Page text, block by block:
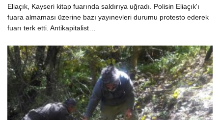
Eliaçık, Kayseri kitap fuarında saldırıya uğradı. Polisin Eliaçık'ı
fuara almaması üzerine bazı yayınevleri durumu protesto ederek
fuarı terk etti. Antikapitalist…